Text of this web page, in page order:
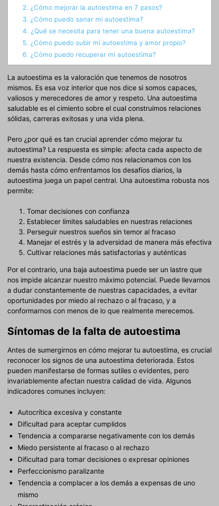
2. ¿Cómo mejorar la autoestima en 7 pasos?
3. ¿Cómo puedo sanar mi autoestima?
4. ¿Qué se necesita para tener una buena autoestima?
5. ¿Cómo puedo subir mi autoestima y amor propio?
6. ¿Cómo puedo recuperar mi autoestima?
La autoestima es la valoración que tenemos de nosotros
mismos. Es esa voz interior que nos dice si somos capaces,
valiosos y merecedores de amor y respeto. Una autoestima
saludable es el cimiento sobre el cual construimos relaciones
sólidas, carreras exitosas y una vida plena.
Pero ¿por qué es tan crucial aprender cómo mejorar tu
autoestima? La respuesta es simple: afecta cada aspecto de
nuestra existencia. Desde cómo nos relacionamos con los
demás hasta cómo enfrentamos los desafíos diarios, la
autoestima juega un papel central. Una autoestima robusta nos
permite:
Tomar decisiones con confianza
Establecer límites saludables en nuestras relaciones
Perseguir nuestros sueños sin temor al fracaso
Manejar el estrés y la adversidad de manera más efectiva
Cultivar relaciones más satisfactorias y auténticas
Por el contrario, una baja autoestima puede ser un lastre que
nos impide alcanzar nuestro máximo potencial. Puede llevarnos
a dudar constantemente de nuestras capacidades, a evitar
oportunidades por miedo al rechazo o al fracaso, y a
conformarnos con menos de lo que realmente merecemos.
Síntomas de la falta de autoestima
Antes de sumergirnos en cómo mejorar tu autoestima, es crucial
reconocer los signos de una autoestima deteriorada. Estos
pueden manifestarse de formas sutiles o evidentes, pero
invariablemente afectan nuestra calidad de vida. Algunos
indicadores comunes incluyen:
Autocrítica excesiva y constante
Dificultad para aceptar cumplidos
Tendencia a compararse negativamente con los demás
Miedo persistente al fracaso o al rechazo
Dificultad para tomar decisiones o expresar opiniones
Perfeccionismo paralizante
Tendencia a complacer a los demás a expensas de uno
mismo